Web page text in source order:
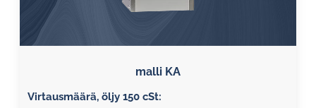
malli KA
Virtausmäärä, öljy 150 cSt: